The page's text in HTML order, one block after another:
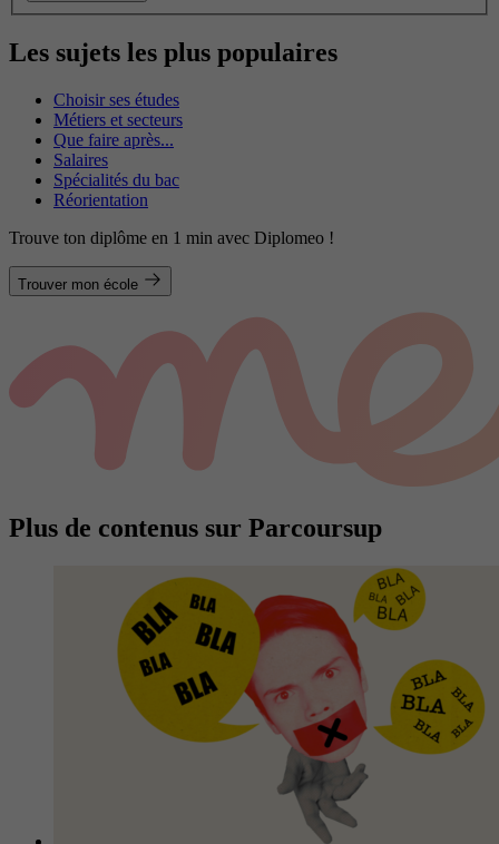
Les sujets les plus populaires
Choisir ses études
Métiers et secteurs
Que faire après...
Salaires
Spécialités du bac
Réorientation
Trouve ton diplôme en 1 min avec Diplomeo !
Trouver mon école
Plus de contenus sur Parcoursup